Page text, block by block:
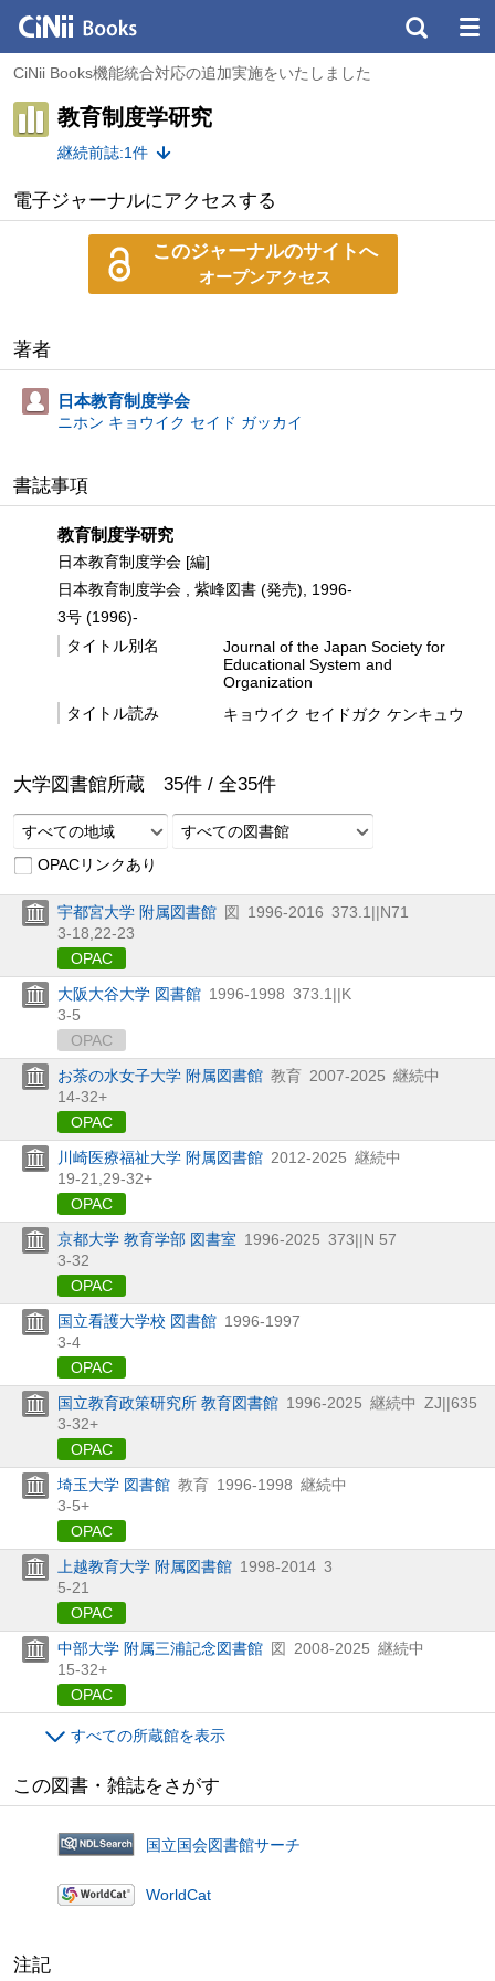
CiNii Books機能統合対応の追加実施をいたしました
教育制度学研究
継続前誌:1件
電子ジャーナルにアクセスする
このジャーナルのサイトへ
オープンアクセス
著者
日本教育制度学会
ニホン キョウイク セイド ガッカイ
書誌事項
教育制度学研究
日本教育制度学会 [編]
日本教育制度学会 , 紫峰図書 (発売), 1996-
3号 (1996)-
タイトル別名
Journal of the Japan Society for
Educational System and
Organization
タイトル読み
キョウイク セイドガク ケンキュウ
大学図書館所蔵 35件 / 全35件
すべての地域
すべての図書館
OPACリンクあり
宇都宮大学 附属図書館 図 1996-2016 373.1||N71
3-18, 22-23
OPAC
大阪大谷大学 図書館 1996-1998 373.1||K
3-5
OPAC
お茶の水女子大学 附属図書館 教育 2007-2025 継続中
14-32+
OPAC
川崎医療福祉大学 附属図書館 2012-2025 継続中
19-21, 29-32+
OPAC
京都大学 教育学部 図書室 1996-2025 373||N 57
3-32
OPAC
国立看護大学校 図書館 1996-1997
3-4
OPAC
国立教育政策研究所 教育図書館 1996-2025 継続中 ZJ||635
3-32+
OPAC
埼玉大学 図書館 教育 1996-1998 継続中
3-5+
OPAC
上越教育大学 附属図書館 1998-2014 3
5-21
OPAC
中部大学 附属三浦記念図書館 図 2008-2025 継続中
15-32+
OPAC
すべての所蔵館を表示
この図書・雑誌をさがす
国立国会図書館サーチ
WorldCat
注記